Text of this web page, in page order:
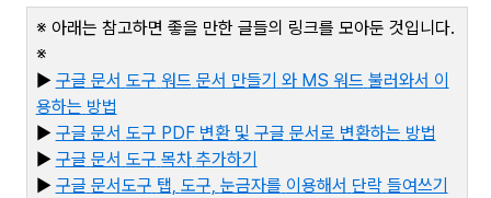
※ 아래는 참고하면 좋을 만한 글들의 링크를 모아둔 것입니다.
※
▶ 구글 문서 도구 워드 문서 만들기 와 MS 워드 불러와서 이
용하는 방법
▶ 구글 문서 도구 PDF 변환 및 구글 문서로 변환하는 방법
▶ 구글 문서 도구 목차 추가하기
▶ 구글 문서도구 탭, 도구, 눈금자를 이용해서 단락 들여쓰기